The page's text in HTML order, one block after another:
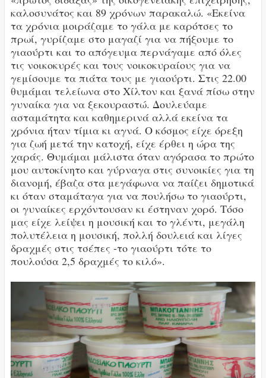
καλοσυνάτος και 89 χρόνων παρακαλώ. «Εκείνα
τα χρόνια μοιράζαμε το γάλα με καρότσες το
πρωί, γυρίζαμε στο μαγαζί για να πήξουμε το
γιαούρτι και το απόγευμα περνάγαμε από όλες
τις νοικοκυρές και τους νοικοκυραίους για να
γεμίσουμε τα πιάτα τους με γιαούρτι. Στις 22.00
θυμάμαι τελείωνα στο Χίλτον και ξανά πίσω στην
γυναίκα για να ξεκουραστώ. Δουλεύαμε
ασταμάτητα και καθημερινά αλλά εκείνα τα
χρόνια ήταν τίμια κι αγνά. Ο κόσμος είχε όρεξη
για ζωή μετά την κατοχή, είχε έρθει η ώρα της
χαράς. Θυμάμαι μάλιστα όταν αγόρασα το πρώτο
μου αυτοκίνητο και γύρναγα στις συνοικίες για τη
διανομή, έβαζα στα μεγάφωνα να παίζει δημοτικά
κι όταν σταμάταγα για να πουλήσω το γιαούρτι,
οι γυναίκες ερχόντουσαν κι έστηναν χορό. Τόσο
μας είχε λείψει η μουσική και το γλέντι, μεγάλη
πολυτέλεια η μουσική, πολλή δουλειά και λίγες
δραχμές στις τσέπες -το γιαούρτι τότε το
πουλούσα 2,5 δραχμές το κιλό».